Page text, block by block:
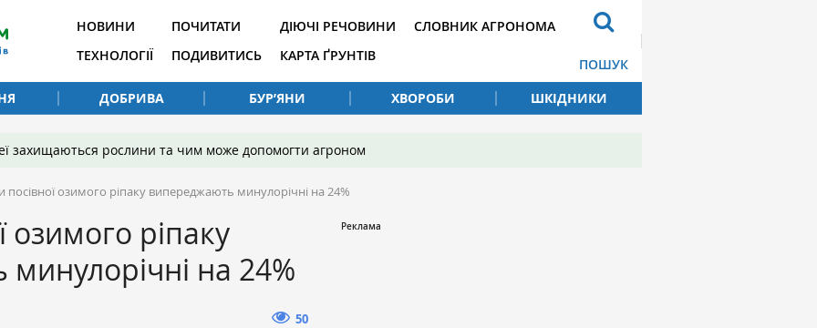
НОВИНИ
ТЕХНОЛОГІЇ
ПОЧИТАТИ
ПОДИВИТИСЬ
ДІЮЧІ РЕЧОВИНИ
КАРТА ҐРУНТІВ
СЛОВНИК АГРОНОМА
ПОШУК
ДОБРИВА БУР’ЯНИ ХВОРОБИ ШКІДНИКИ
захищаються рослини та чим може допомогти агроном
посівної озимого ріпаку випереджають минулорічні на 24%
озимого ріпаку
на 24%
50